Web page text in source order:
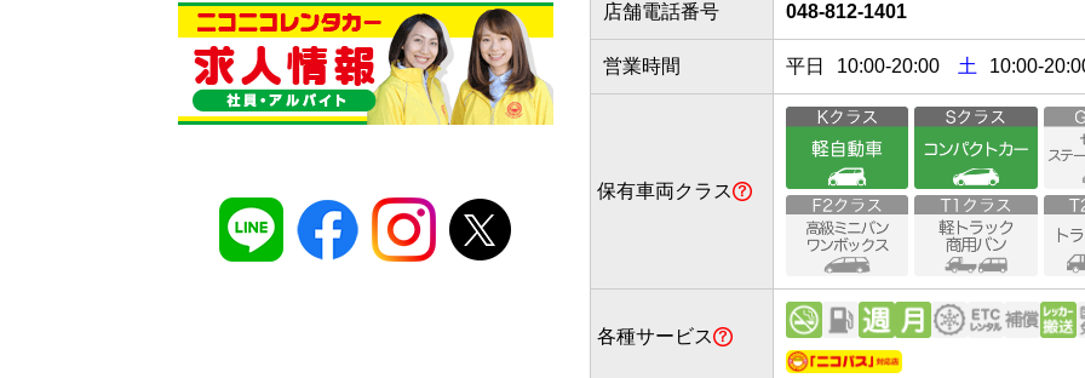
店舗電話番号 048-812-1401
営業時間 平日 10:00-20:00 土 10:00-
保有車両クラス
各種サービス